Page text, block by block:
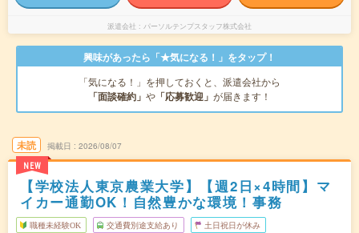
派遣会社 パーソルテンプスタッフ株式会社
興味があったら「★気になる！」をタップ！
「気になる！」を押しておくと、派遣会社から
「面談確約」 や 「応募歓迎」 が届きます！
未読
NEW
掲載日 2026/08/07
【学校法人東京農業大学】【週2日×4時間】マ
イカー通勤OK！自然豊かな環境！事務
職種未経験OK 交通費別途支給あり 土日祝日が休み